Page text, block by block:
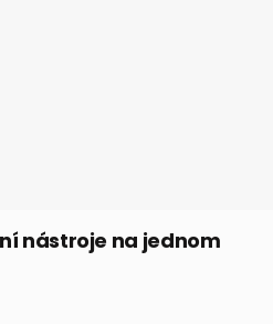
nástroje na jednom